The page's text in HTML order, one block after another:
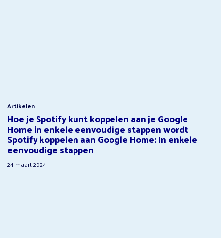
Artikelen
Hoe je Spotify kunt koppelen aan je Google
Home in enkele eenvoudige stappen wordt
Spotify koppelen aan Google Home: In enkele
eenvoudige stappen
24 maart 2024